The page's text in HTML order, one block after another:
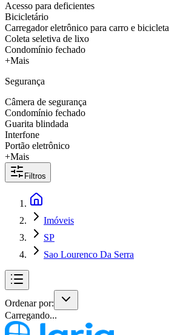
Acesso para deficientes
Bicicletário
Carregador eletrônico para carro e bicicleta
Coleta seletiva de lixo
Condomínio fechado
+Mais
Segurança
Câmera de segurança
Condomínio fechado
Guarita blindada
Interfone
Portão eletrônico
+Mais
Filtros
Imóveis
SP
Sao Lourenco Da Serra
Ordenar por:
Carregando...